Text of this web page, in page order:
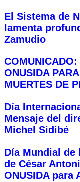
El Sistema de
lamenta
Zamudio
ONUSIDA
MUERTES DE
Día
Mensaje del
Michel Sidibé
Día Mundial de
de César
ONUSIDA para